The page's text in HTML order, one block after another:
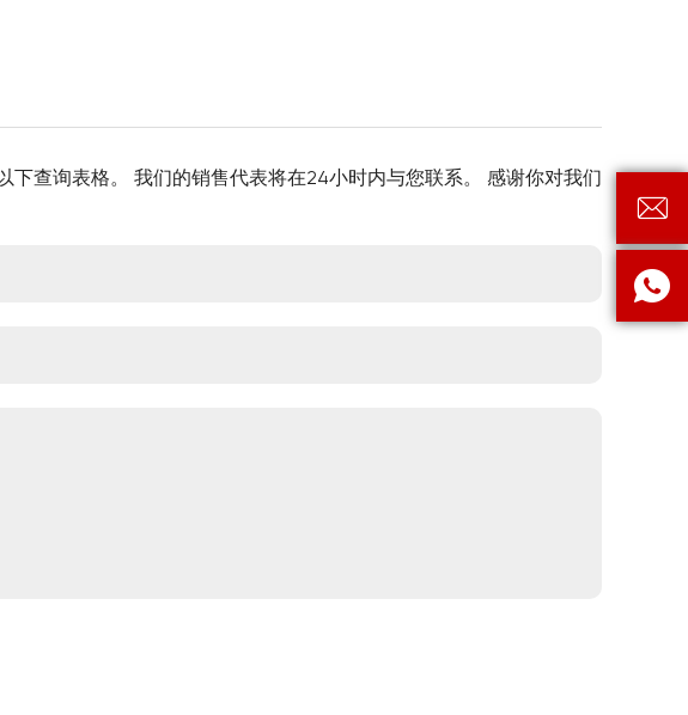
下查询表格。 我们的销售代表将在24小时内与您联系。 感谢你对我们

